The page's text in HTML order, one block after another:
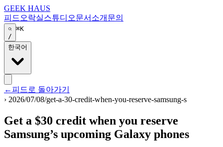
GEEK HAUS
피드 오락실스튜디오문서 소개 문의
/
⌘K
한국어
← 피드로 돌아가기
› 2026/07/08/get-a-30-credit-when-you-reserve-samsung-s
Get a $30 credit when you reserve
Samsung’s upcoming Galaxy phones